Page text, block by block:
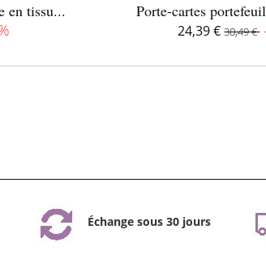
en tissu... Porte-cartes
24,39 €30,49 €
Échange sous 30 jours